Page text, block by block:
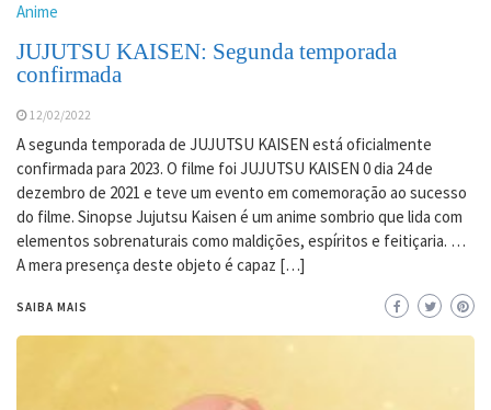
Anime
JUJUTSU KAISEN: Segunda temporada
confirmada
12/02/2022
A segunda temporada de JUJUTSU KAISEN está oficialmente
confirmada para 2023. O filme foi JUJUTSU KAISEN 0 dia 24 de
dezembro de 2021 e teve um evento em comemoração ao sucesso
do filme. Sinopse Jujutsu Kaisen é um anime sombrio que lida com
elementos sobrenaturais como maldições, espíritos e feitiçaria. …
A mera presença deste objeto é capaz […]
SAIBA MAIS